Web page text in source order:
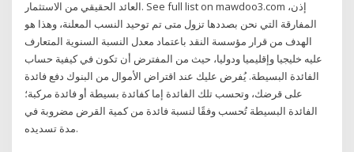
العائد الحقيقي من الاستثمار. See full list on mawdoo3.com إذن،
المفارقة التي نحن بصددها تزول متى تم توحيد النسب المعلنة، وهذا هو
الهدف من قرار مؤسسة النقد باعتماد معدل النسبة السنوية المتعارف
عليه خليجيا وإقليميا ودوليا، حيث من المفترض أن تكون في كيفية حساب
الفائدة البسيطة. يُفرض عليك عند اقتراض الأموال من البنوك دفع فائدة
على قرضك، وتحسب تلك الفائدة إما كفائدة بسيطة أو فائدة مركبة؛
الفائدة البسيطة تُحسب وفقًا لنسبة فائدة من كمية القرض مضروبة في
مدة تسديده.